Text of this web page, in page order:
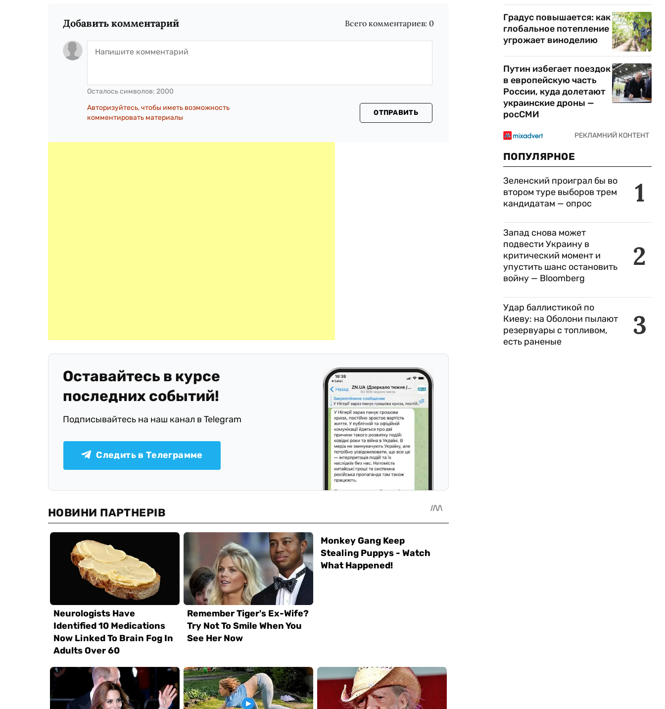
Добавить комментарий Всего комментариев: 0
Осталось символов: 2000
Авторизуйтесь, чтобы иметь возможность
комментировать материалы
ОТПРАВИТЬ
Оставайтесь в курсе
последних событий!
Подписывайтесь на наш канал в Telegram
Следить в Телеграмме
Градус повышается: как
глобальное потепление
угрожает виноделию
Путин избегает поездок
в европейскую часть
России, куда долетают
украинские дроны —
росСМИ
ПОПУЛЯРНОЕ
1
Зеленский проиграл бы во
втором туре выборов трем
кандидатам — опрос
2
Запад снова может
подвести Украину в
критический момент и
упустить шанс остановить
войну — Bloomberg
3
Удар баллистикой по
Киеву: на Оболони пылают
резервуары с топливом,
есть раненые